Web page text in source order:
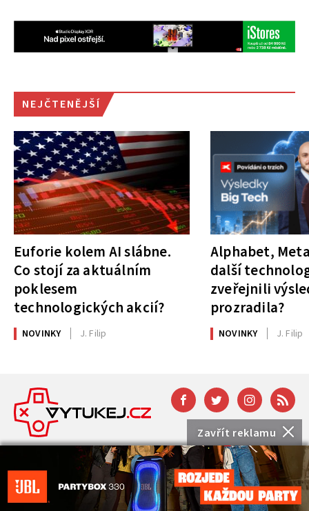
Zavřít reklamu
NEJČTENĚJŠÍ
Euforie kolem AI slábne.
Co stojí za aktuálním
poklesem
technologických akcií?
NOVINKY J. Filip
Alphabet,
další
zveřejnili
prozradila?
NOVINKY J. Filip